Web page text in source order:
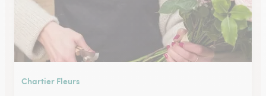
Chartier Fleurs